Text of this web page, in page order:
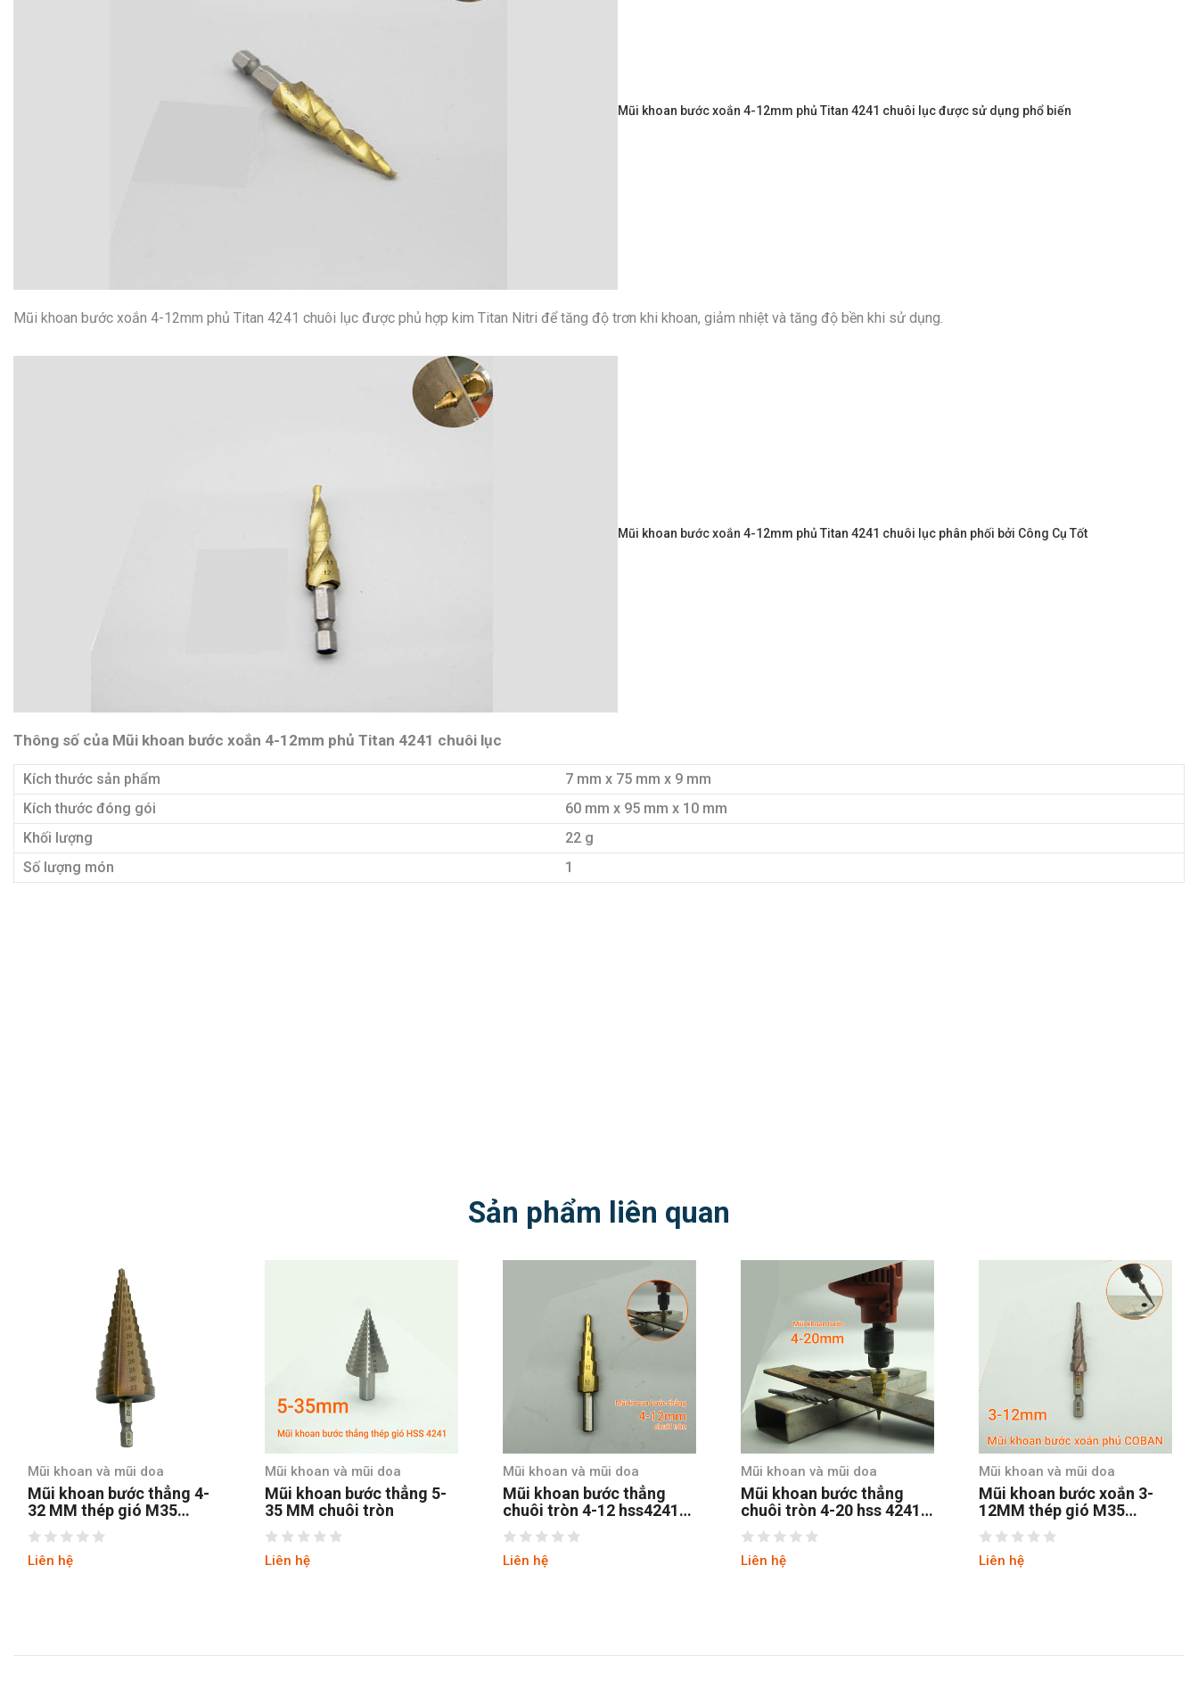
Mũi khoan bước xoắn 4-12mm phủ Titan 4241 chuôi lục được sử dụng phổ biến
Mũi khoan bước xoắn 4-12mm phủ Titan 4241 chuôi lục được phủ hợp kim Titan Nitri để tăng độ trơn khi khoan, giảm nhiệt và tăng độ bền khi sử dụng.
Mũi khoan bước xoắn 4-12mm phủ Titan 4241 chuôi lục phân phối bởi Công Cụ Tốt
Thông số của Mũi khoan bước xoắn 4-12mm phủ Titan 4241 chuôi lục
Kích thước sản phẩm
7 mm x 75 mm x 9 mm
Kích thước đóng gói
60 mm x 95 mm x 10 mm
Khối lượng
22 g
Số lượng món
1
Sản phẩm liên quan
và mũi doa
bước thẳng 4-
thép gió M35
Mũi khoan và mũi doa
Mũi khoan bước thẳng 5-
35 MM chuôi tròn
Mũi khoan và mũi doa
Mũi khoan bước thẳng
chuôi tròn 4-12 hss4241
Mũi khoan và mũi doa
Mũi khoan bước thẳng
chuôi tròn 4-20 hss 4241
Mũi khoan và mũi doa
Mũi khoan bước xoắn 3-
12MM thép gió M35
coban chuôi lục
Mũi